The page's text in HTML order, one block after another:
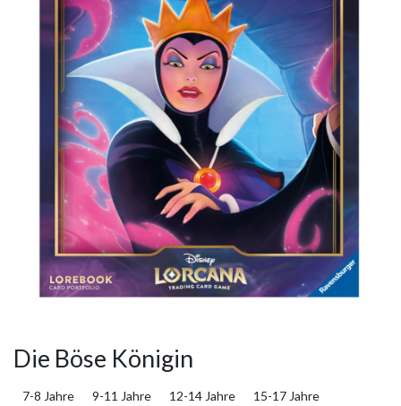
Die Böse Königin
7-8 Jahre 9-11 Jahre 12-14 Jahre
15-17 Jahre